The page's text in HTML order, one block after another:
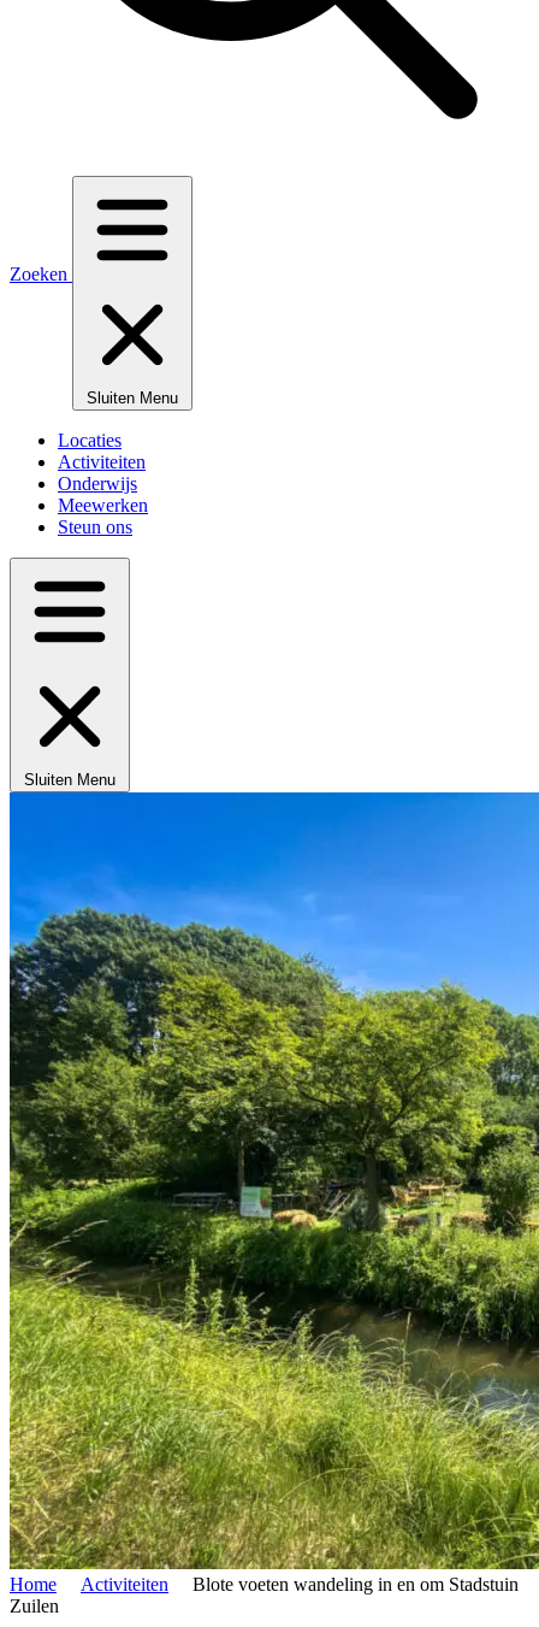
Zoeken
Sluiten Menu
Locaties
Activiteiten
Onderwijs
Meewerken
Steun ons
Sluiten Menu
Home Activiteiten
Blote voeten wandeling in en om Stadstuin
Zuilen